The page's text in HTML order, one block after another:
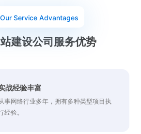
Our Service Advantages
建设公司服务优势
战经验丰富
事网络行业多年，拥有多种类型项目执
经验。